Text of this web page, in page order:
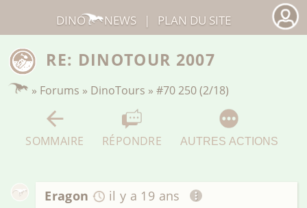
RE: DINOTOUR 2007
» Forums » DinoTours »#70 250 (2/18)
SOMMAIRE RÉPONDRE AUTRES ACTIONS
Eragon il y a 19 ans
DINO NEWS | PLAN DU SITE